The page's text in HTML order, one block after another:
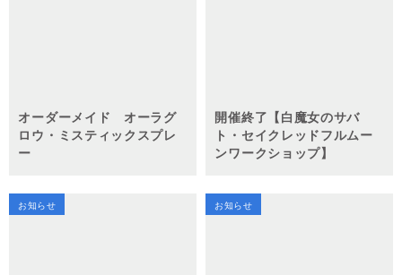
オーダーメイド オーラグ
ロウ・ミスティックスプレ
ー
開催終了【白魔女のサバ
ト・セイクレッドフルムー
ンワークショップ】
お知らせ お知らせ